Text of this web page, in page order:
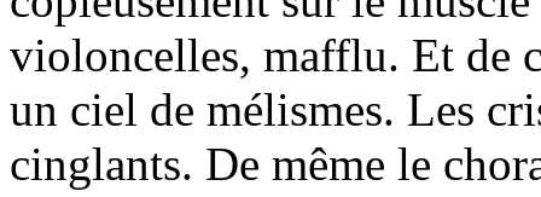
violoncelles, mafflu. Et de
un ciel de mélismes. Les
cinglants. De même le